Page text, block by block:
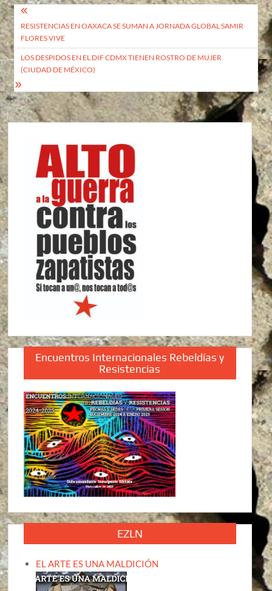
Navegación
de
entradas
RESISTENCIAS EN OAXACA SE SUMAN A JORNADA GLOBAL SAMIR
FLORES VIVE
LOS DESPIDOS EN EL DIF CDMX TIENEN ROSTRO DE MUJER
(CIUDAD DE MÉXICO)
Encuentros Internacionales Rebeldías y
Resistencias
EZLN
EL ARTE ES UNA MALDICIÓN